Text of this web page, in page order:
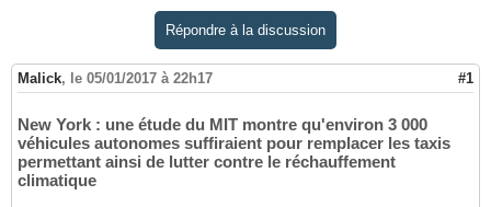
Répondre à la discussion
Malick, le 05/01/2017 à 22h17 #1
New York : une étude du MIT montre qu'environ 3 000
véhicules autonomes suffiraient pour remplacer les taxis
permettant ainsi de lutter contre le réchauffement
climatique